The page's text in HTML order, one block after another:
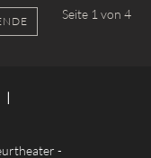
Seite 1 von 4
-